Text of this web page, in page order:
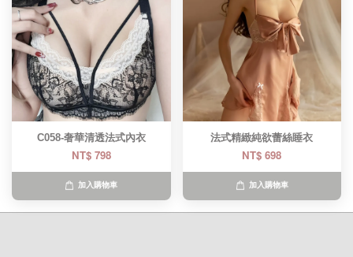
C058-奢華清透法式內衣
NT$ 798
加入購物車
法式精緻純欲蕾絲睡衣
NT$ 698
加入購物車